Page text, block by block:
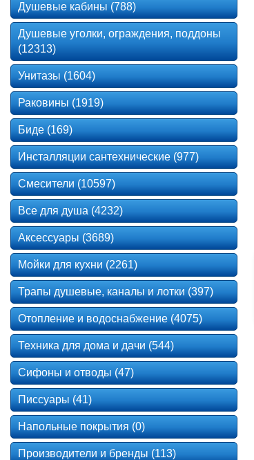
Душевые кабины (788)
Душевые уголки, ограждения, поддоны
(12313)
Унитазы (1604)
Раковины (1919)
Биде (169)
Инсталляции сантехнические (977)
Смесители (10597)
Все для душа (4232)
Аксессуары (3689)
Мойки для кухни (2261)
Трапы душевые, каналы и лотки (397)
Отопление и водоснабжение (4075)
Техника для дома и дачи (544)
Сифоны и отводы (47)
Писсуары (41)
Напольные покрытия (0)
Производители и бренды (113)